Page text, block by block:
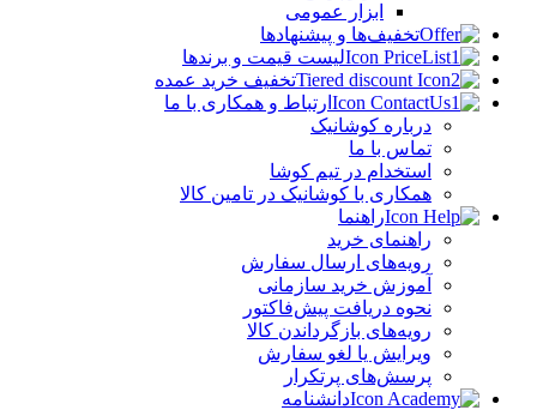
ابزار عمومی
تخفیف‌ها و پیشنهادها
لیست قیمت و برندها
تخفیف خرید عمده
ارتباط و همکاری با ما
درباره کوشانیک
تماس با ما
استخدام در تیم کوشا
همکاری با کوشانیک در تامین کالا
راهنما
راهنمای خرید
رویه‌های ارسال سفارش
آموزش خرید سازمانی
نحوه دریافت پیش‌فاکتور
رویه‌های بازگرداندن کالا
ویرایش یا لغو سفارش
پرسش‌های پرتکرار
دانشنامه